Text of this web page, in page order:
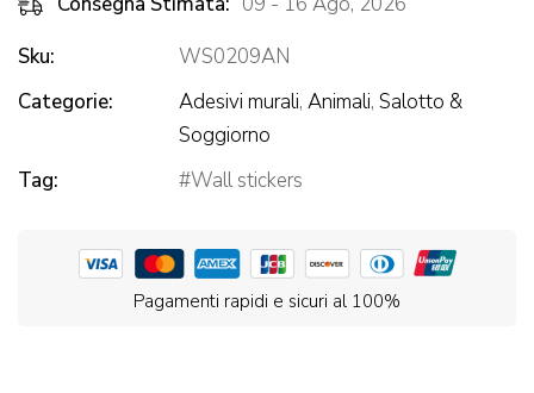
Sku:
WS0209AN
Categorie:
Adesivi murali, Animali, Salotto &
Soggiorno
Tag:
Wall stickers
Pagamenti rapidi e sicuri al 100%